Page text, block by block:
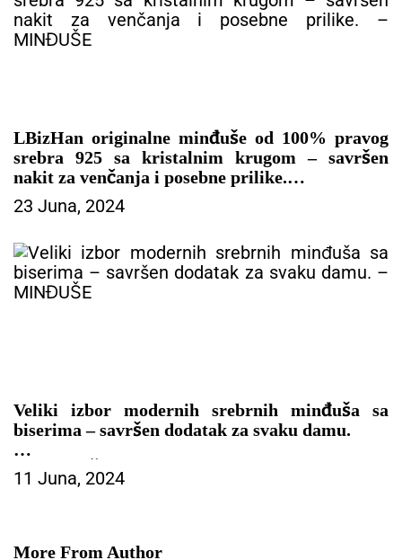
LBizHan originalne minđuše od 100% pravog
srebra 925 sa kristalnim krugom – savršen
nakit za venčanja i posebne prilike.
– MINĐUŠE
23 Juna, 2024
Veliki izbor modernih srebrnih minđuša sa
biserima – savršen dodatak za svaku damu.
– MINĐUŠE
11 Juna, 2024
More From Author